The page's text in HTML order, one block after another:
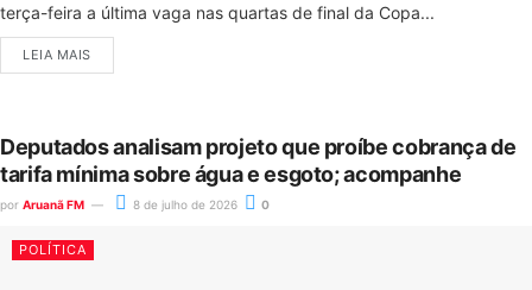
terça-feira a última vaga nas quartas de final da Copa...
LEIA MAIS
Deputados analisam projeto que proíbe cobrança de
tarifa mínima sobre água e esgoto; acompanhe
por Aruanã FM 8 de julho de 2026 0
POLÍTICA